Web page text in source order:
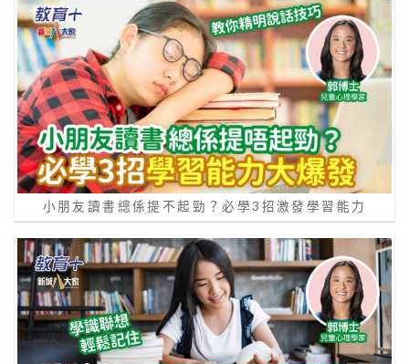
小朋友讀書總係提不起勁？必學3招激發學習能力